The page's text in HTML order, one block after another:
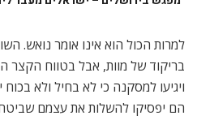
למרות הכול הוא אינו אומר נואש.
בריקוד של מוות, אבל בטווח הקצר
ויגיעו למסקנה כי לא בחיל ולא
הם יפסיקו להשלות את עצמם